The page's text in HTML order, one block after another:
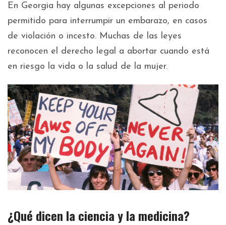
En Georgia hay algunas excepciones al periodo
permitido para interrumpir un embarazo, en casos
de violación o incesto. Muchas de las leyes
reconocen el derecho legal a abortar cuando está
en riesgo la vida o la salud de la mujer.
¿Qué dicen la ciencia y la medicina?